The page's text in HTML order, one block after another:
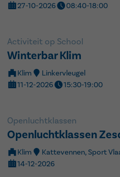
27-10-2026
08:40-18:00
Activiteit op School
Winterbar Klim
Klim
Linkervleugel
11-12-2026
15:30-19:00
Openluchtklassen
Openluchtklassen
Klim
Kattevennen, Sport
14-12-2026